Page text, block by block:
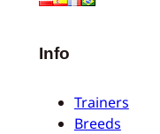
Info
Trainers
Breeds